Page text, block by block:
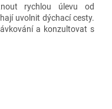
rychlou úlevu od
uvolnit dýchací cesty.
a konzultovat s